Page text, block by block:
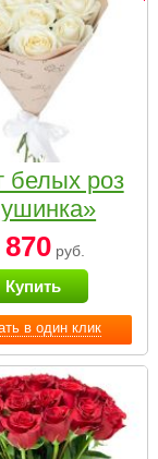
в один клик
белых роз
руб.
Купить